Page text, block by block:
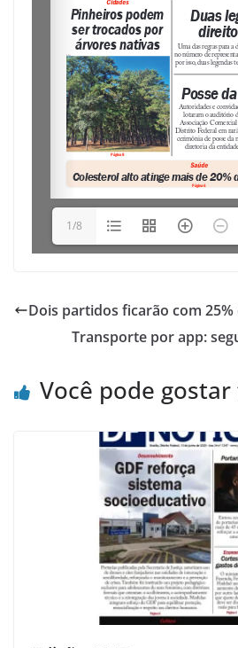
1/8
Dois partidos ficarão com
Transporte por app:
Você pode